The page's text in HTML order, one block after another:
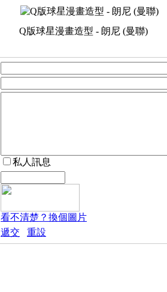
Q版球星漫畫造型 - 朗尼 (曼聯)
私人訊息
看不清楚？換個圖片
遞交
重設